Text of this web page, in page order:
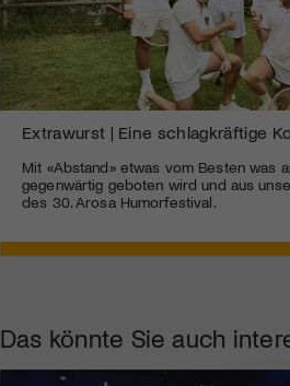
Extrawurst | Eine schlagkräftige
Mit «Abstand» etwas vom Besten was
gegenwärtig geboten wird und aus
des 30. Arosa Humorfestival.
Das könnte Sie auch